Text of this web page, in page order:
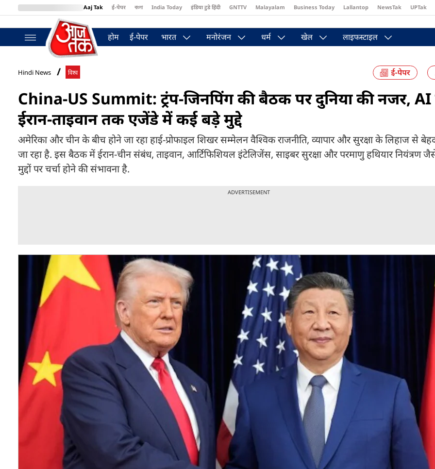
Aaj Tak ई-पेपर বাংলা India Today इंडिया टुडे हिंदी GNTTV Malayalam Business Today Lallantop NewsTak UPTak
BT Bazaar
होम ई-पेपर भारत मनोरंजन धर्म खेल लाइफस्टाइल
Hindi News विश्व
China-US Summit: ट्रंप-जिनपिंग की बैठक पर दुनिया की नजर,
ईरान-ताइवान तक एजेंडे में कई बड़े मुद्दे
अमेरिका और चीन के बीच होने जा रहा हाई-प्रोफाइल शिखर सम्मेलन वैश्विक राजनीति, व्यापार और सुरक्षा के लिहाज से
जा रहा है. इस बैठक में ईरान-चीन संबंध, ताइवान, आर्टिफिशियल इंटेलिजेंस, साइबर सुरक्षा और परमाणु हथियार नियंत्रण
मुद्दों पर चर्चा होने की संभावना है.
ADVERTISEMENT